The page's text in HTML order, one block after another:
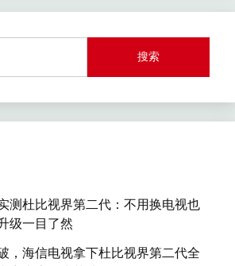
测杜比视界第二代：不用换电视也
级一目了然
，海信电视拿下杜比视界第二代全